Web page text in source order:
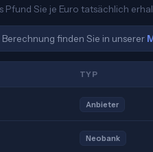
Pfund Sie je Euro tatsächlich
finden Sie in unserer
TYP
Anbieter
Neobank